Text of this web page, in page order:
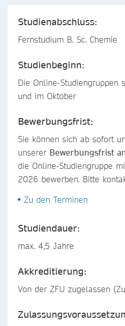
Studienabschluss:
Fernstudium B. Sc. Chemie
Studienbeginn:
Die Online-Studiengruppen
und im Oktober
Bewerbungsfrist:
Sie können sich ab sofort
unserer Bewerbungsfrist
die Online-Studiengruppe
2026 bewerben. Bitte
Zu den Terminen
Studiendauer:
max. 4,5 Jahre
Akkreditierung:
Von der ZFU zugelassen